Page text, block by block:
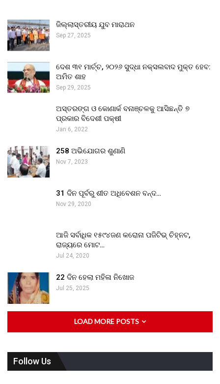
ଜିଲ୍ଲାସ୍ତରୀୟ ଯୁବ ମାରାଥନ
Sep 27, 2025
ଦେଶ ୩୧ ମାର୍ଚ୍ଚ, ୨୦୨୬ ସୁଦ୍ଧା ନକ୍ସଲବାଦ ମୁକ୍ତ ହେବ:
ଅମିତ ଶାହ
Sep 29, 2025
ଅସ୍ତରଙ୍ଗ ଓ କୋଣାର୍କ ବନାଞ୍ଚଳକୁ ଆସିଛନ୍ତି ୭
ପ୍ରକାର ବିଦେଶୀ ପକ୍ଷୀ
Jan 6, 2022
258 ଅଭିଯୋଗର ଶୁଣାଣି
Nov 7, 2023
31 ଦିନ ପୂର୍ବରୁ ଶୀତ ଅଧିବେଶନ ବନ୍ଦ…
Nov 29, 2020
ଆଜି ସର୍ବାଧିକ ୧୫୯୪ଜଣ କରୋନା ପଜିଟିଭ୍ ଚିହ୍ନଟ,
ରାଜ୍ୟରେ ମୋଟ…
Jul 24, 2020
22 ଦିନ ହେଲା ମହିଳା ନିଖୋଜ
Jul 25, 2025
LOAD MORE POSTS
Follow Us